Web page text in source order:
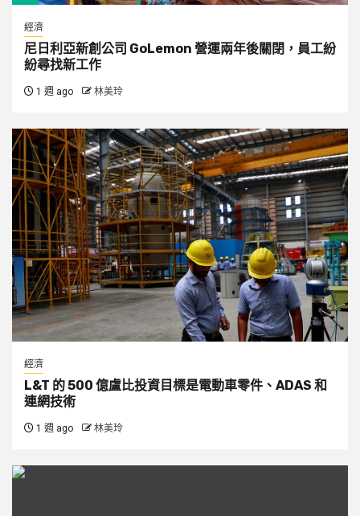
經濟
尼日利亞新創公司 GoLemon 營運兩年後關閉，員工紛
紛尋找新工作
1 週 ago 林美玲
經濟
L&T 的 500 億盧比投資目標是電動車零件、ADAS 和
連網技術
1 週 ago 林美玲